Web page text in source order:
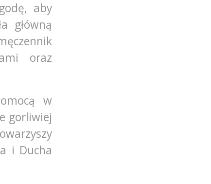
aby
główną
oraz
w
gorliwiej
i Ducha